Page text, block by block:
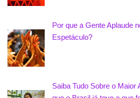
Por que a Gente Aplaude
Espetáculo?
Saiba Tudo Sobre o Maior